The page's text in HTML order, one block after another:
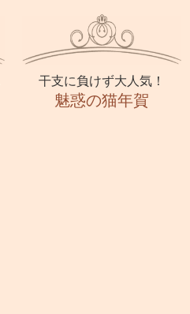
干支に負けず大人気！
魅惑の猫年賀